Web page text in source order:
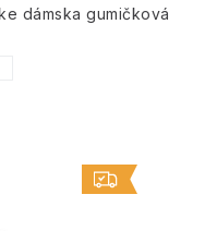
dámska gumičková